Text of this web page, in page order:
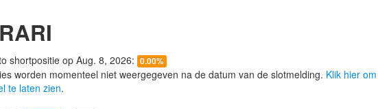
shortpositie op Aug. 8, 2026: 0.00%
worden momenteel niet weergegeven na de datum van de slotmelding. Klik hier
te laten zien.